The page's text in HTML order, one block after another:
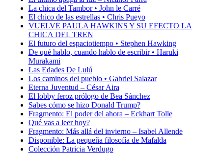
La chica del Tambor • John le Carré
El chico de las estrellas • Chris Pueyo
VUELVE PAULA HAWKINS Y SU EFECTO LA
CHICA DEL TREN
El futuro del espaciotiempo • Stephen Hawking
De qué hablo, cuando hablo de escribir • Haruki
Murakami
Las Edades De Lulú
Los caminos del pueblo • Gabriel Salazar
Eterna Juventud – César Aira
El lobby feroz prólogo de Bea Sánchez
Sabes cómo se hizo Donald Trump?
Fragmento: El poder del ahora – Eckhart Tolle
Qué vas a leer hoy?
Fragmento: Más allá del invierno – Isabel Allende
Disponible: La pequeña filosofía de Mafalda
Colección Patricia Verdugo